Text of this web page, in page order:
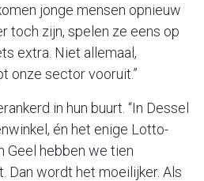
jonge mensen opnieuw
toch zijn, spelen ze eens op
extra. Niet allemaal,
onze sector vooruit.”
in hun buurt. “In Dessel
én het enige Lotto-
Geel hebben we tien
Dan wordt het moeilijker. Als